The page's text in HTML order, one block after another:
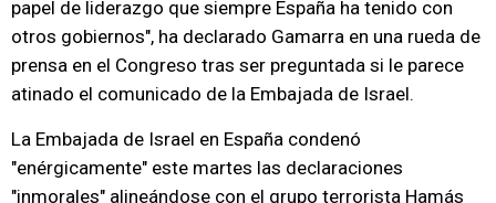
papel de liderazgo que siempre España ha tenido con
otros gobiernos", ha declarado Gamarra en una rueda de
prensa en el Congreso tras ser preguntada si le parece
atinado el comunicado de la Embajada de Israel.
La Embajada de Israel en España condenó
"enérgicamente" este martes las declaraciones
"inmorales" alineándose con el grupo terrorista Hamás